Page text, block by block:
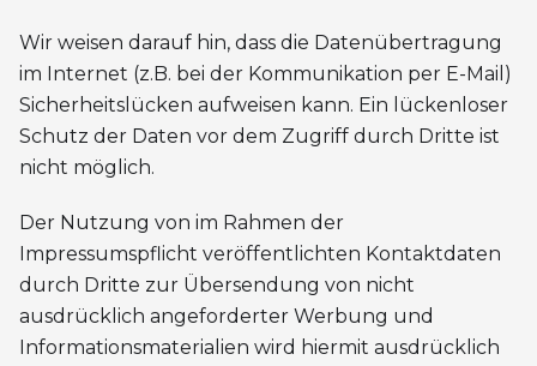
Wir weisen darauf hin, dass die Datenübertragung
im Internet (z.B. bei der Kommunikation per E-Mail)
Sicherheitslücken aufweisen kann. Ein lückenloser
Schutz der Daten vor dem Zugriff durch Dritte ist
nicht möglich.
Der Nutzung von im Rahmen der
Impressumspflicht veröffentlichten Kontaktdaten
durch Dritte zur Übersendung von nicht
ausdrücklich angeforderter Werbung und
Informationsmaterialien wird hiermit ausdrücklich